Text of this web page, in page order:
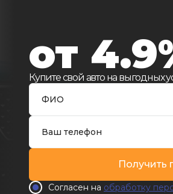
от
Купите свой авто на выгодных
Получить
Согласен на обработку